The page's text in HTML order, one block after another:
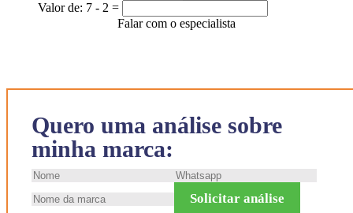
Quero uma análise sobre
minha marca:
Solicitar análise
Valor de: 7 - 2 =
Falar com o especialista